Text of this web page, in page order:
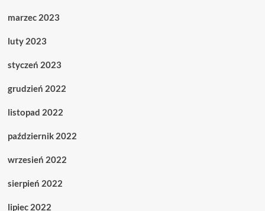
marzec 2023
luty 2023
styczeń 2023
grudzień 2022
listopad 2022
październik 2022
wrzesień 2022
sierpień 2022
lipiec 2022